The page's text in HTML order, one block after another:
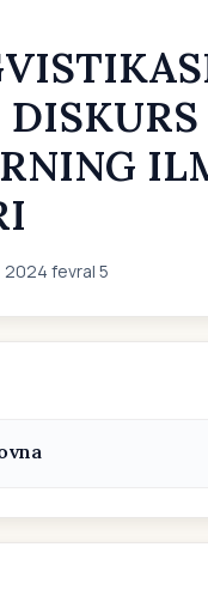
2024 fevral 5